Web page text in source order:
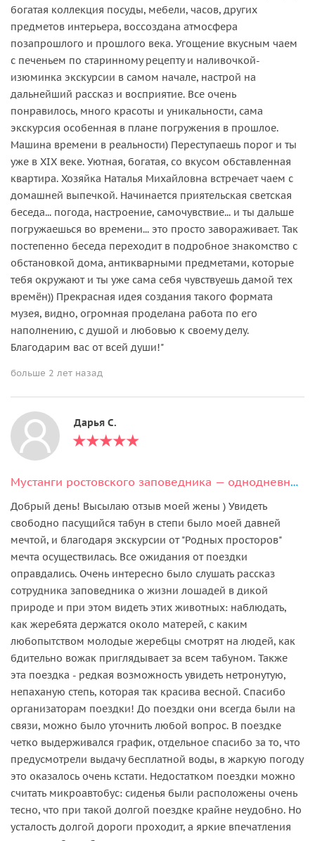
богатая коллекция посуды, мебели, часов, других
предметов интерьера, воссоздана атмосфера
позапрошлого и прошлого века. Угощение вкусным чаем
с печеньем по старинному рецепту и наливочкой-
изюминка экскурсии в самом начале, настрой на
дальнейший рассказ и восприятие. Все очень
понравилось, много красоты и уникальности, сама
экскурсия особенная в плане погружения в прошлое.
Машина времени в реальности) Переступаешь порог и ты
уже в XIX веке. Уютная, богатая, со вкусом обставленная
квартира. Хозяйка Наталья Михайловна встречает чаем с
домашней выпечкой. Начинается приятельская светская
беседа... погода, настроение, самочувствие... и ты дальше
погружаешься во времени... это просто завораживает. Так
постепенно беседа переходит в подробное знакомство с
обстановкой дома, антикварными предметами, которые
тебя окружают и ты уже сама себя чувствуешь дамой тех
времён)) Прекрасная идея создания такого формата
музея, видно, огромная проделана работа по его
наполнению, с душой и любовью к своему делу.
Благодарим вас от всей души!"
больше 2 лет назад
Дарья С.
Мустанги ростовского заповедника — однодневный тур на остров Вольных Коней
​​​​​​​Добрый день! Высылаю отзыв моей жены ) Увидеть
свободно пасущийся табун в степи было моей давней
мечтой, и благодаря экскурсии от "Родных просторов"
мечта осуществилась. Все ожидания от поездки
оправдались. Очень интересно было слушать рассказ
сотрудника заповедника о жизни лошадей в дикой
природе и при этом видеть этих животных: наблюдать,
как жеребята держатся около матерей, с каким
любопытством молодые жеребцы смотрят на людей, как
бдительно вожак приглядывает за всем табуном. Также
эта поездка - редкая возможность увидеть нетронутую,
непаханую степь, которая так красива весной. Спасибо
организаторам поездки! До поездки они всегда были на
связи, можно было уточнить любой вопрос. В поездке
четко выдерживался график, отдельное спасибо за то, что
предусмотрели выдачу бесплатной воды, в жаркую погоду
это оказалось очень кстати. Недостатком поездки можно
считать микроавтобус: сиденья были расположены очень
тесно, что при такой долгой поездке крайне неудобно. Но
усталость долгой дороги проходит, а яркие впечатления